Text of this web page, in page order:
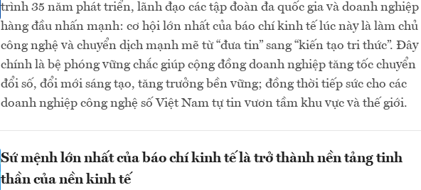
trình 35 năm phát triển, lãnh đạo các tập đoàn đa quốc gia và doanh nghiệp
hàng đầu nhấn mạnh: cơ hội lớn nhất của báo chí kinh tế lúc này là làm chủ
công nghệ và chuyển dịch mạnh mẽ từ “đưa tin” sang “kiến tạo tri thức”. Đây
chính là bệ phóng vững chắc giúp cộng đồng doanh nghiệp tăng tốc chuyển
đổi số, đổi mới sáng tạo, tăng trưởng bền vững; đồng thời tiếp sức cho các
doanh nghiệp công nghệ số Việt Nam tự tin vươn tầm khu vực và thế giới.
Sứ mệnh lớn nhất của báo chí kinh tế là trở thành nền tảng tinh
thần của nền kinh tế